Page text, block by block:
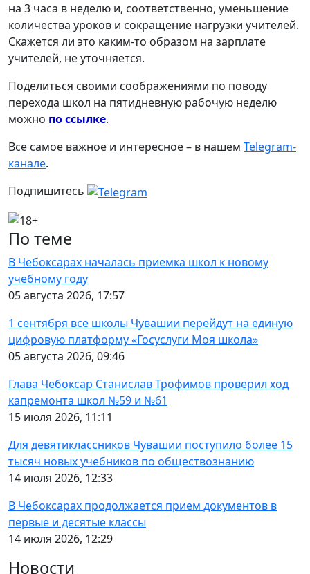
на 3 часа в неделю и, соответственно, уменьшение
количества уроков и сокращение нагрузки учителей.
Скажется ли это каким-то образом на зарплате
учителей, не уточняется.
Поделиться своими соображениями по поводу
перехода школ на пятидневную рабочую неделю
можно по ссылке.
Все самое важное и интересное – в нашем Telegram-
канале.
Подпишитесь
По теме
В Чебоксарах началась приемка школ к новому
учебному году
05 августа 2026, 17:57
1 сентября все школы Чувашии перейдут на единую
цифровую платформу «Госуслуги Моя школа»
05 августа 2026, 09:46
Глава Чебоксар Станислав Трофимов проверил ход
капремонта школ №59 и №61
15 июля 2026, 11:11
Для девятиклассников Чувашии поступило более 15
тысяч новых учебников по обществознанию
14 июля 2026, 12:33
В Чебоксарах продолжается прием документов в
первые и десятые классы
14 июля 2026, 12:29
Новости